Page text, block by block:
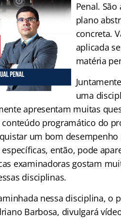
Penal.
plano
concreta.
aplicada
matéria
uma
apresentam muitas
conteúdo programático do
um bom
então, pode
examinadoras gostam
disciplinas.
nessa disciplina, o
Barbosa, divulgará